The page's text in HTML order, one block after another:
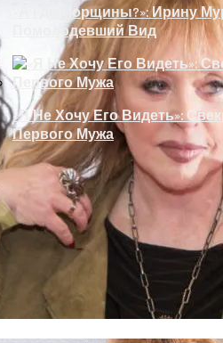
«А Где Морщины?»: Ирину
Помолодевший Вид
«Я Не Хочу Его Видеть»:
Первого Мужа